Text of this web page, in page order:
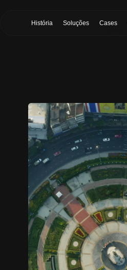
História Soluções Cases